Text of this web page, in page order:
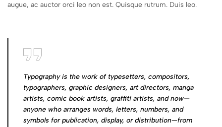
augue, ac auctor orci leo non est. Quisque rutrum. Duis leo.
Typography is the work of typesetters, compositors,
typographers, graphic designers, art directors, manga
artists, comic book artists, graffiti artists, and now—
anyone who arranges words, letters, numbers, and
symbols for publication, display, or distribution—from